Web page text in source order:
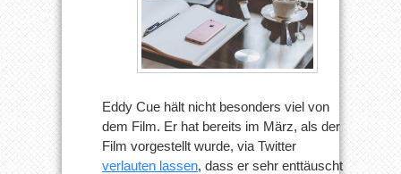
Eddy Cue hält nicht besonders viel von
dem Film. Er hat bereits im März, als der
Film vorgestellt wurde, via Twitter
verlauten lassen, dass er sehr enttäuscht